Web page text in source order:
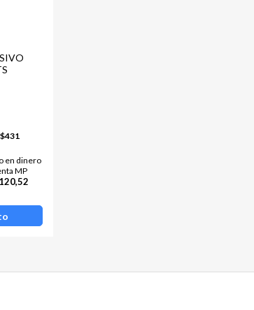
$431
en dinero
MP